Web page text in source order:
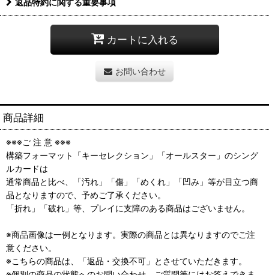
カートに入れる
お問い合わせ
商品詳細
※※※ご 注 意 ※※※
構築フォーマット「キーセレクション」「オールスター」のシング
ルカードは
通常商品と比べ、「汚れ」「傷」「めくれ」「凹み」等が目立つ商
品となりますので、予めご了承ください。
「折れ」「破れ」等、プレイに支障のある商品はございません。
※商品画像は一例となります。実際の商品とは異なりますのでご注
意ください。
※こちらの商品は、「返品・交換不可」とさせていただきます。